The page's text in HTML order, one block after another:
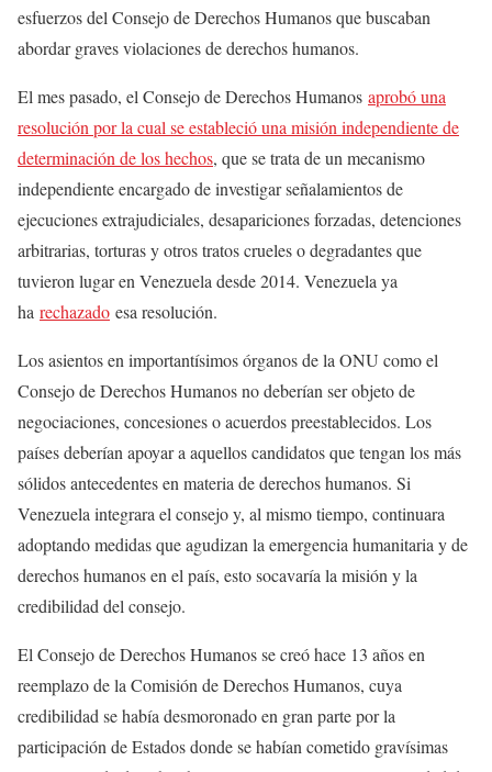
esfuerzos del Consejo de Derechos Humanos que buscaban
abordar graves violaciones de derechos humanos.
El mes pasado, el Consejo de Derechos Humanos aprobó una
resolución por la cual se estableció una misión independiente de
determinación de los hechos, que se trata de un mecanismo
independiente encargado de investigar señalamientos de
ejecuciones extrajudiciales, desapariciones forzadas, detenciones
arbitrarias, torturas y otros tratos crueles o degradantes que
tuvieron lugar en Venezuela desde 2014. Venezuela ya
ha rechazado esa resolución.
Los asientos en importantísimos órganos de la ONU como el
Consejo de Derechos Humanos no deberían ser objeto de
negociaciones, concesiones o acuerdos preestablecidos. Los
países deberían apoyar a aquellos candidatos que tengan los más
sólidos antecedentes en materia de derechos humanos. Si
Venezuela integrara el consejo y, al mismo tiempo, continuara
adoptando medidas que agudizan la emergencia humanitaria y de
derechos humanos en el país, esto socavaría la misión y la
credibilidad del consejo.
El Consejo de Derechos Humanos se creó hace 13 años en
reemplazo de la Comisión de Derechos Humanos, cuya
credibilidad se había desmoronado en gran parte por la
participación de Estados donde se habían cometido gravísimas